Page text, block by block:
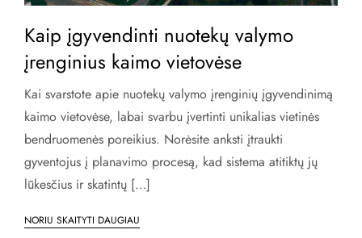
Kaip įgyvendinti nuotekų valymo
įrenginius kaimo vietovėse
Kai svarstote apie nuotekų valymo įrenginių įgyvendinimą
kaimo vietovėse, labai svarbu įvertinti unikalias vietinės
bendruomenės poreikius. Norėsite anksti įtraukti
gyventojus į planavimo procesą, kad sistema atitiktų jų
lūkesčius ir skatintų […]
NORIU SKAITYTI DAUGIAU